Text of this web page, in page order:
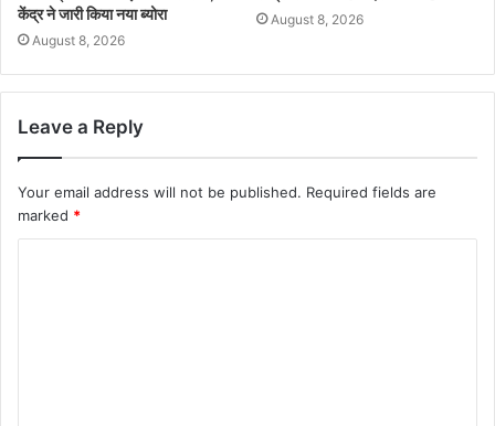
केंद्र ने जारी किया नया ब्योरा
August 8, 2026
August 8, 2026
Leave a Reply
Your email address will not be published. Required fields are
marked *